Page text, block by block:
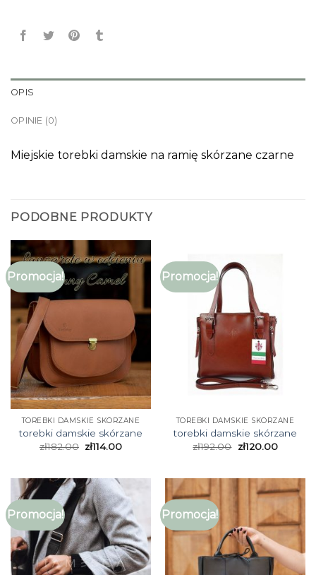
OPIS
OPINIE (0)
Miejskie torebki damskie na ramię skórzane czarne
PODOBNE PRODUKTY
Promocja!
TOREBKI DAMSKIE SKÓRZANE
torebki damskie skórzane
zł182.00 zł114.00
Promocja!
TOREBKI DAMSKIE SKÓRZANE
torebki damskie skórzane
zł192.00 zł120.00
Promocja! Promocja!